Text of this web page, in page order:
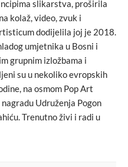
slikarstva, proširila
kolaž, video, zvuk i
dodijelila joj je 2018.
umjetnika u Bosni i
grupnim izložbama i
su u nekoliko evropskih
na osmom Pop Art
Udruženja Pogon
Trenutno živi i radi u